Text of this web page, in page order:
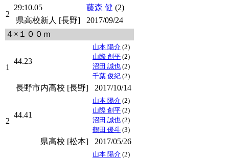
2
29:10.05 藤森 健 (2)
県高校新人 [長野]
2017/09/24
４×１００ｍ
1
44.23
山本 陽介 (2)
山際 創平 (2)
沼田 誠也 (2)
千葉 俊紀 (2)
長野市内高校 [長野] 2017/10/14
2
44.41
山本 陽介 (2)
山際 創平 (2)
沼田 誠也 (2)
鶴田 優斗 (3)
県高校 [松本] 2017/05/26
山本 陽介 (2)